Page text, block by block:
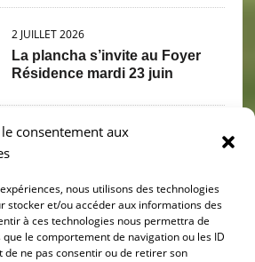
consentement aux
nous utilisons des technologies
stocker et/ou accéder aux informations des
à ces technologies nous permettra de
le comportement de navigation ou les ID
de ne pas consentir ou de retirer son
2 JUILLET 2026
La plancha s’invite au Foyer
Résidence mardi 23 juin
2 JUILLET 2026
30 JUIN 2026
Sortie grenouilles 11 juin